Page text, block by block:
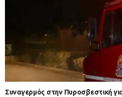
Συναγερμός στην Πυροσβεστική